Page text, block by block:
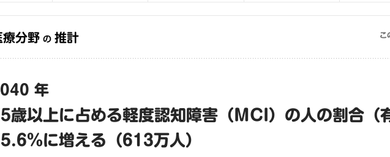
療分野 の 推計 こ
年
歳以上に占める軽度認知障害（MCI）の人の割合（
％に増える（613万人）